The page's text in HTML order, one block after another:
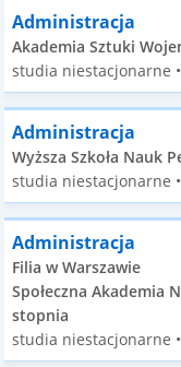
Administracja
Akademia Sztuki
studia niestacjonarne
Administracja
Wyższa Szkoła Nauk
studia niestacjonarne
Administracja
Filia w Warszawie
Społeczna Akademia
stopnia
studia niestacjonarne